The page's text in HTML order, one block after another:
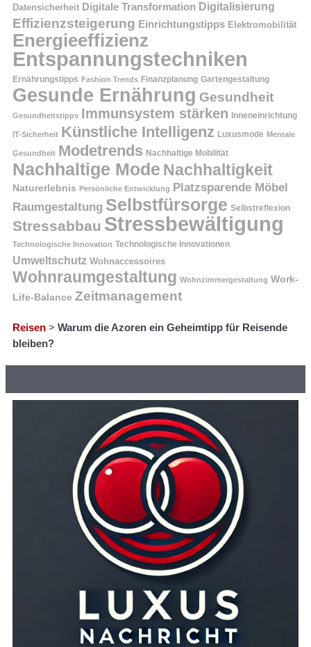
Datensicherheit Digitale Transformation Digitalisierung
Effizienzsteigerung Einrichtungstipps Elektromobilität
Energieeffizienz
Entspannungstechniken
Ernährungstipps Fashion Trends Finanzplanung Gartengestaltung
Gesunde Ernährung Gesundheit
Gesundheitstipps Immunsystem stärken Inneneinrichtung
IT-Sicherheit Künstliche Intelligenz Luxusmode Mentale
Gesundheit Modetrends Nachhaltige Mobilität
Nachhaltige Mode Nachhaltigkeit
Naturerlebnis Persönliche Entwicklung Platzsparende Möbel
Raumgestaltung Selbstfürsorge Selbstreflexion
Stressabbau Stressbewältigung
Technologische Innovation Technologische Innovationen
Umweltschutz Wohnaccessoires
Wohnraumgestaltung Wohnzimmergestaltung Work-
Life-Balance Zeitmanagement
Reisen > Warum die Azoren ein Geheimtipp für Reisende
bleiben?